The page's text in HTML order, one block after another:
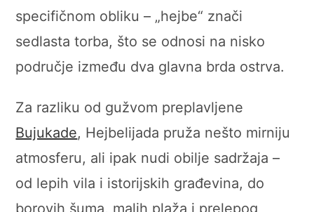
specifičnom obliku – „hejbe“ znači
sedlasta torba, što se odnosi na nisko
područje između dva glavna brda ostrva.
Za razliku od gužvom preplavljene
Bujukade, Hejbelijada pruža nešto mirniju
atmosferu, ali ipak nudi obilje sadržaja –
od lepih vila i istorijskih građevina, do
borovih šuma, malih plaža i prelepog